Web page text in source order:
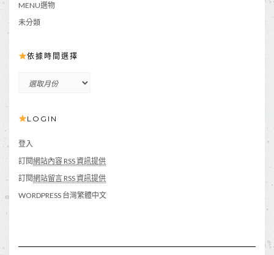
MENU選物
未分類
依據時間選擇
間
擇
LOGIN
登入
訂閱網站內容 RSS 資訊提供
訂閱網站留言 RSS 資訊提供
WORDPRESS 台灣繁體中文